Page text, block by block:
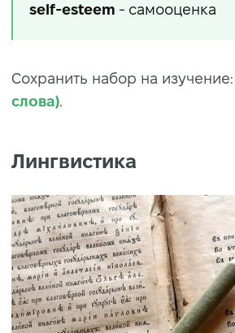
self-esteem - самооценка
Сохранить набор на изучение:
слова).
Лингвистика